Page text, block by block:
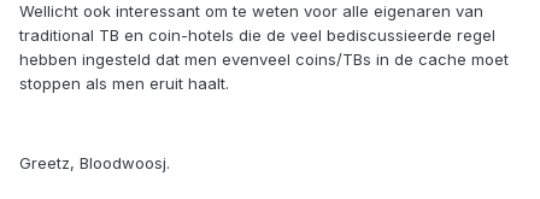
Wellicht ook interessant om te weten voor alle eigenaren van
traditional TB en coin-hotels die de veel bediscussieerde regel
hebben ingesteld dat men evenveel coins/TBs in de cache moet
stoppen als men eruit haalt.
Greetz, Bloodwoosj.